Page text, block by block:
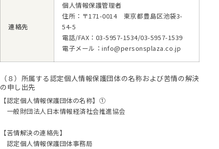
連絡先
個人情報保護管理者
住所：〒171-0014 東京都豊島区池袋3-
54-5
電話/FAX：03-5957-1534/03-5957-1539
電子メール：info@personsplaza.co.jp
（８）所属する認定個人情報保護団体の名称および苦情の解決
の申し出先
【認定個人情報保護団体の名称】①
一般財団法人日本情報経済社会推進協会
【苦情解決の連絡先】
認定個人情報保護団体事務局